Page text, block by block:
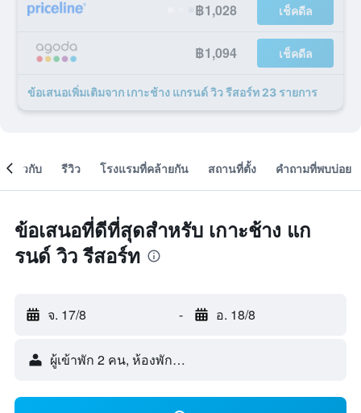
฿1,028 เช็คดีล
฿1,094 เช็คดีล
ข้อเสนอเพิ่มเติมจาก เกาะช้าง แกรนด์ วิว รีสอร์ท 23 รายการ
เกี่ยวกับ รีวิว โรงแรมที่คล้ายกัน สถานที่ตั้ง คำถามที่พบบ่อย
ข้อเสนอที่ดีที่สุดสำหรับ เกาะช้าง แก
รนด์ วิว รีสอร์ท
จ. 17/8 - อ. 18/8
ผู้เข้าพัก 2 คน, ห้องพัก 1 ห้อง